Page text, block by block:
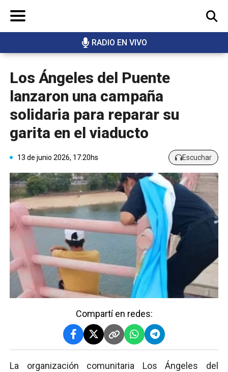
RADIO EN VIVO
BUSCAR
Los Ángeles del Puente
lanzaron una campaña
solidaria para reparar su
garita en el viaducto
13 de junio 2026, 17:20hs Escuchar
Compartí en redes:
La organización comunitaria Los Ángeles del